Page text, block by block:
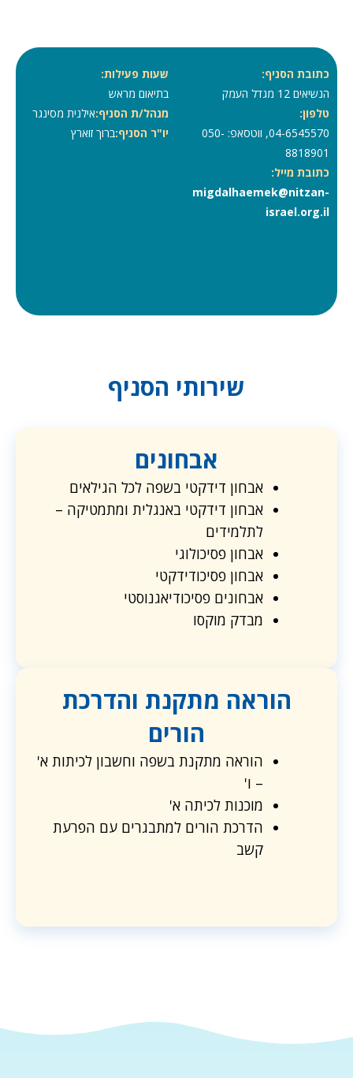
כתובת הסניף:
הנשיאים 12 מגדל העמק
טלפון:
04-6545570, ווטסאפ: 050-
8818901
כתובת מייל:
migdalhaemek@nitzan-
israel.org.il
שעות פעילות:
בתיאום מראש
מנהל/ת הסניף:אילנית מסינגר
יו"ר הסניף:ברוך זוארץ
שירותי הסניף
אבחונים
אבחון דידקטי בשפה לכל הגילאים
אבחון דידקטי באנגלית ומתמטיקה –
לתלמידים
אבחון פסיכולוגי
אבחון פסיכודידקטי
אבחונים פסיכודיאגנוסטי
מבדק מוקסו
הוראה מתקנת והדרכת
הורים
הוראה מתקנת בשפה וחשבון לכיתות א'
– ו'
מוכנות לכיתה א'
הדרכת הורים למתבגרים עם הפרעת
קשב